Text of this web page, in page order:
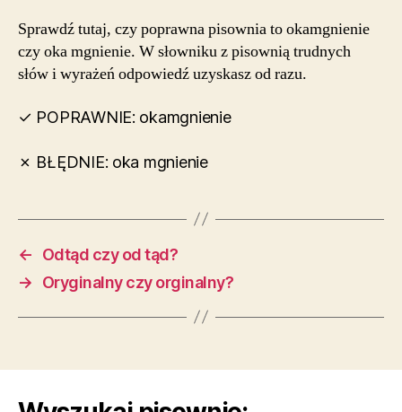
Sprawdź tutaj, czy poprawna pisownia to okamgnienie
czy oka mgnienie. W słowniku z pisownią trudnych
słów i wyrażeń odpowiedź uzyskasz od razu.
✓ POPRAWNIE: okamgnienie
✗ BŁĘDNIE: oka mgnienie
←
Odtąd czy od tąd?
→
Oryginalny czy orginalny?